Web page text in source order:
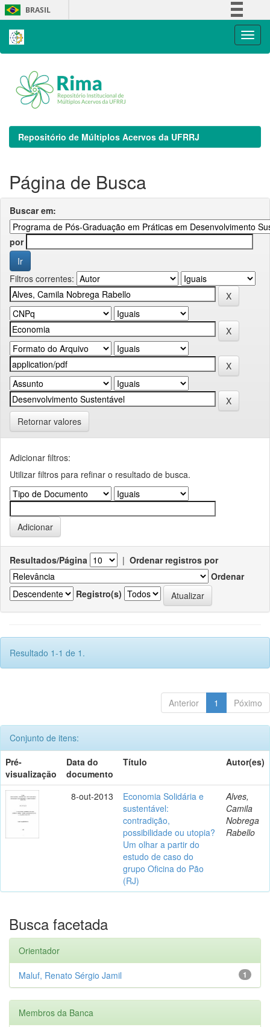
Skip
navigation
BRASIL
Repositório de Múltiplos Acervos da UFRRJ
Página de Busca
Buscar em:
por
Filtros correntes:
Retornar valores
Adicionar filtros:
Utilizar filtros para refinar o resultado de busca.
Resultados/Página | Ordenar registros por
Ordenar
Registro(s)
Resultado 1-1 de 1.
Anterior 1 Póximo
Conjunto de itens:
Pré-
visualização
Data do
documento
Título Autor(es)
8-out-2013
Economia Solidária e
sustentável:
contradição,
possibilidade ou utopia?
Um olhar a partir do
estudo de caso do
grupo Oficina do Pão
(RJ)
Alves,
Camila
Nobrega
Rabello
Busca facetada
Orientador
1
Maluf, Renato Sérgio Jamil
Membros da Banca